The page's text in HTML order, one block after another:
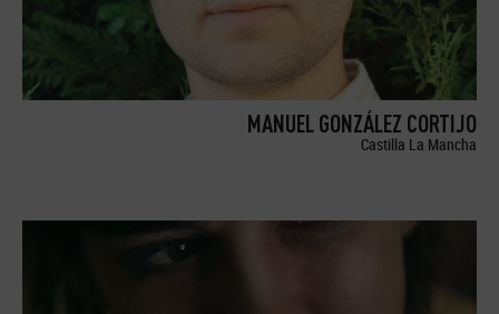
MANUEL GONZÁLEZ CORTIJO
Castilla La Mancha